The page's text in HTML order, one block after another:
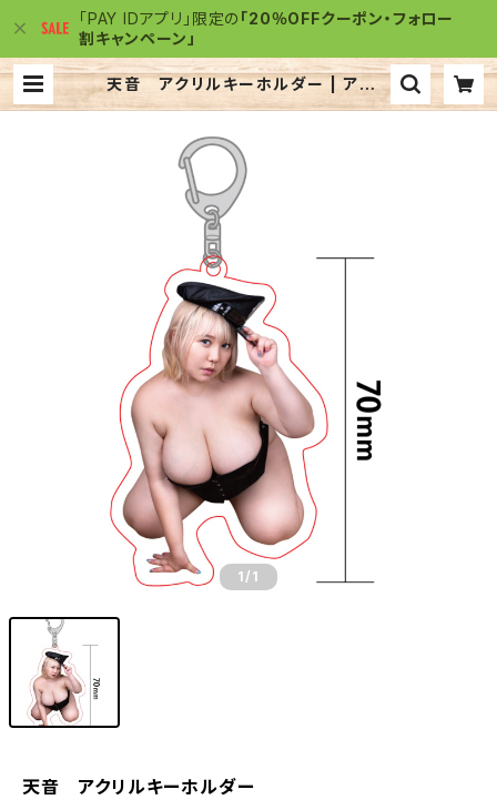
「PAY IDアプリ」限定の 「20％OFFクーポン・フォロー
割キャンペーン」
天音 アクリルキーホルダー | アクリ
ルJACK
1 /1
天音 アクリルキーホルダー